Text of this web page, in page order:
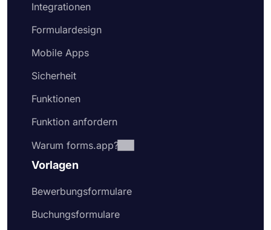
Integrationen
Formulardesign
Mobile Apps
Sicherheit
Funktionen
Funktion anfordern
Warum forms.app?
Vorlagen
Bewerbungsformulare
Buchungsformulare